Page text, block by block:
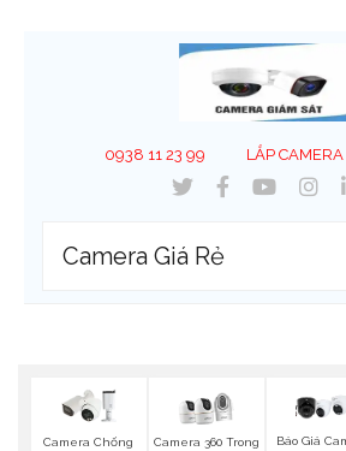
0938 11 23 99 LẮP
Camera Giá Rẻ
Camera Chống
Camera 360 Trong
Báo Giá